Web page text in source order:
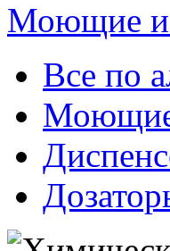
Моющие и
Все по
Моющие